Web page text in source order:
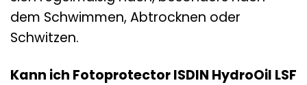
dem Schwimmen, Abtrocknen oder
Schwitzen.
Kann ich Fotoprotector ISDIN HydroOil LSF